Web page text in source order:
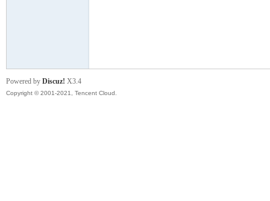
Powered by Discuz! X3.4
Copyright © 2001-2021, Tencent Cloud.